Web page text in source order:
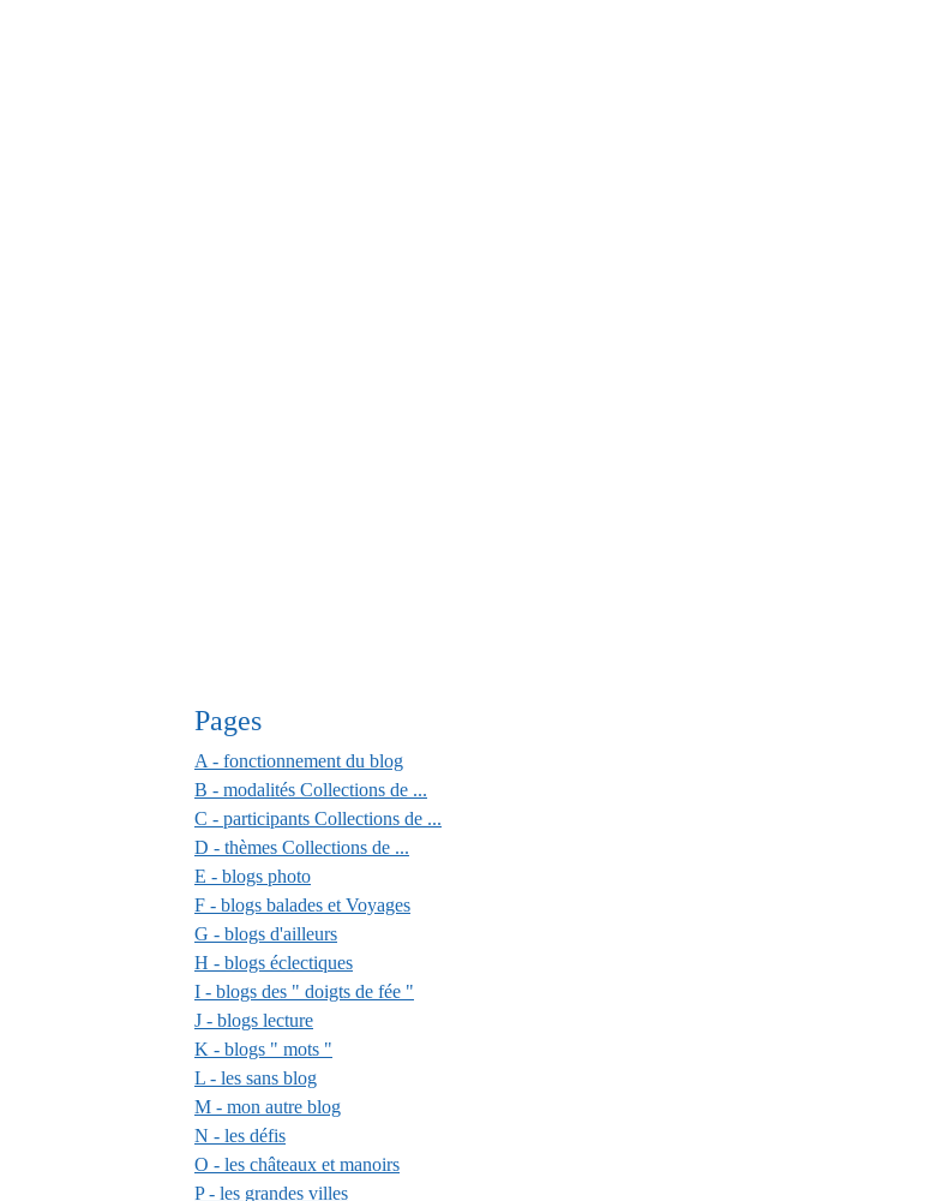
Pages
A - fonctionnement du blog
B - modalités Collections de ...
C - participants Collections de ...
D - thèmes Collections de ...
E - blogs photo
F - blogs balades et Voyages
G - blogs d'ailleurs
H - blogs éclectiques
I - blogs des " doigts de fée "
J - blogs lecture
K - blogs " mots "
L - les sans blog
M - mon autre blog
N - les défis
O - les châteaux et manoirs
P - les grandes villes